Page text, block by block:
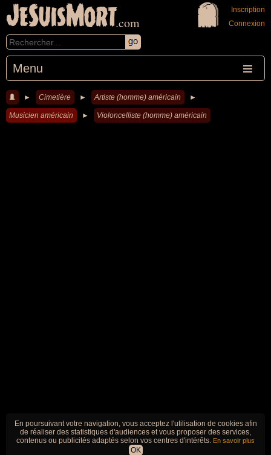
JeSuisMort.com
Menu
Inscription
Connexion
► Cimetière ► Artiste (homme) américain ►
Musicien américain ► Violoncelliste (homme) américain
En poursuivant votre navigation, vous acceptez l'utilisation de cookies afin
de réaliser des statistiques d'audiences et vous proposer des services,
contenus ou publicités adaptés selon vos centres d'intérêts. En savoir plus
OK